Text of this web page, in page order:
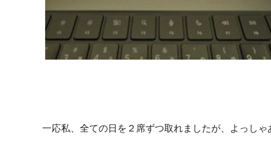
一応私、全ての日を２席ずつ取れましたが、よっし